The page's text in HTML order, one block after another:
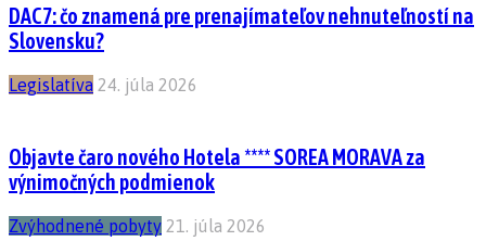
DAC7: čo znamená pre prenajímateľov nehnuteľností na
Slovensku?
Legislatíva 24. júla 2026
Objavte čaro nového Hotela **** SOREA MORAVA za
výnimočných podmienok
Zvýhodnené pobyty 21. júla 2026